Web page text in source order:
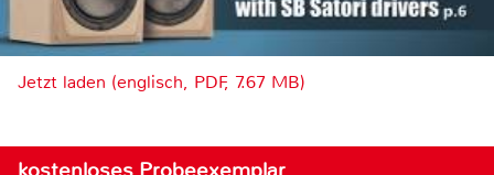
Jetzt laden (englisch, PDF, 7.67 MB)